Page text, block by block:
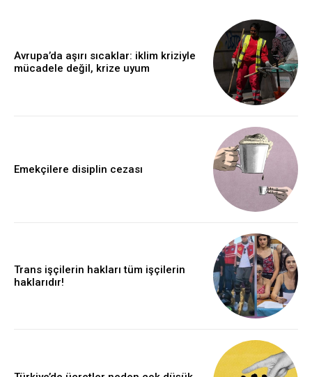
Avrupa’da aşırı sıcaklar: iklim kriziyle
mücadele değil, krize uyum
Emekçilere disiplin cezası
Trans işçilerin hakları tüm işçilerin
haklarıdır!